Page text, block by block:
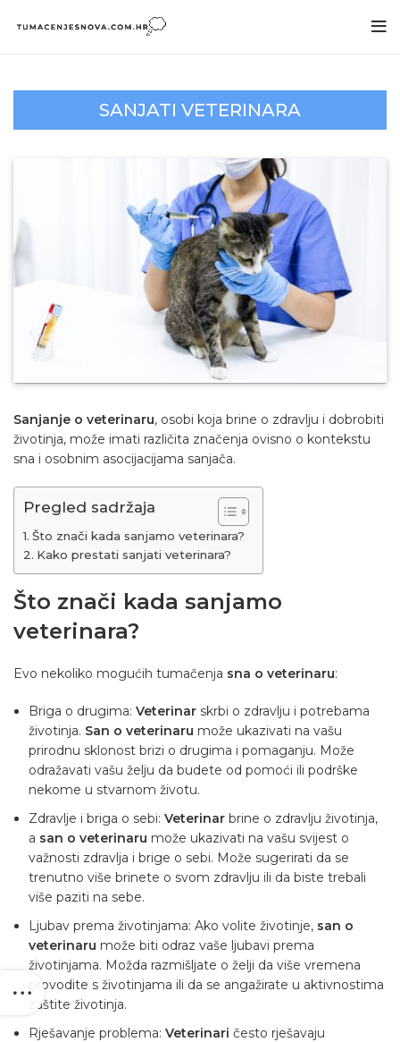
SANJATI VETERINARA
Sanjanje o veterinaru, osobi koja brine o zdravlju i dobrobiti
životinja, može imati različita značenja ovisno o kontekstu
sna i osobnim asocijacijama sanjača.
Pregled sadržaja
Što znači kada sanjamo veterinara?
Kako prestati sanjati veterinara?
Što znači kada sanjamo
veterinara?
Evo nekoliko mogućih tumačenja sna o veterinaru:
Briga o drugima: Veterinar skrbi o zdravlju i potrebama
životinja. San o veterinaru može ukazivati ​​na vašu
prirodnu sklonost brizi o drugima i pomaganju. Može
odražavati vašu želju da budete od pomoći ili podrške
nekome u stvarnom životu.
Zdravlje i briga o sebi: Veterinar brine o zdravlju životinja,
a san o veterinaru može ukazivati ​​na vašu svijest o
važnosti zdravlja i brige o sebi. Može sugerirati da se
trenutno više brinete o svom zdravlju ili da biste trebali
više paziti na sebe.
Ljubav prema životinjama: Ako volite životinje, san o
veterinaru može biti odraz vaše ljubavi prema
životinjama. Možda razmišljate o želji da više vremena
provodite s životinjama ili da se angažirate u aktivnostima
zaštite životinja.
Rješavanje problema: Veterinari često rješavaju